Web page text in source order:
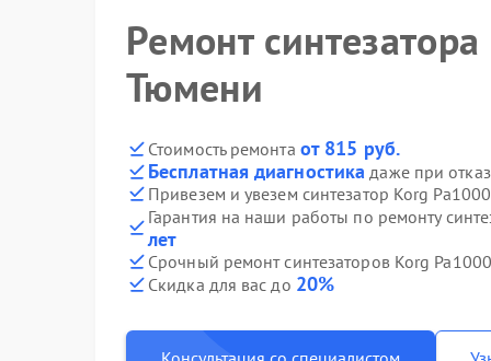
Ремонт
Тюмени
Стоимость ремонта от 815 руб.
Бесплатная диагностика даже при
Привезем и увезем синтезатор Korg
Гарантия на наши работы по ремонту
лет
Срочный ремонт синтезаторов Korg
Скидка для вас до 20%